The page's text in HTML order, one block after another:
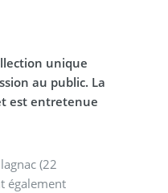
unique
au public. La
est entretenue
(22
également